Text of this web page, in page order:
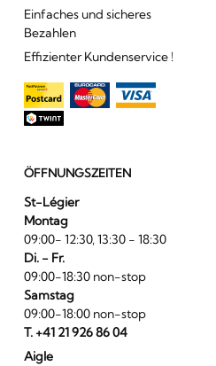
Einfaches und sicheres
Bezahlen
Effizienter Kundenservice !
ÖFFNUNGSZEITEN
St-Légier
Montag
09:00- 12:30, 13:30 - 18:30
Di. - Fr.
09:00-18:30 non-stop
Samstag
09:00-18:00 non-stop
T. +41 21 926 86 04
Aigle